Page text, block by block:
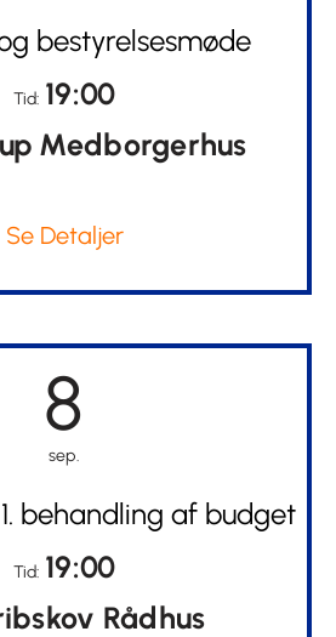
bestyrelsesmøde
Tid: 19:00
Medborgerhus
Se Detaljer
8
sep.
behandling af budget
Tid: 19:00
Rådhus